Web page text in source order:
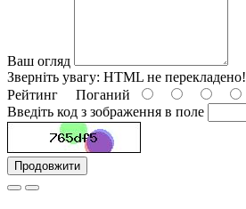
Ваш огляд
Зверніть увагу: HTML не перекладено!
Рейтинг Поганий
Введіть код з зображення в поле
Продовжити